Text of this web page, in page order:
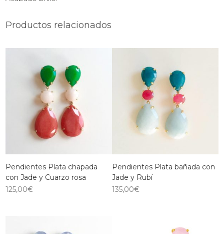
Productos relacionados
Pendientes Plata chapada
con Jade y Cuarzo rosa
125,00€
Pendientes Plata bañada con
Jade y Rubí
135,00€